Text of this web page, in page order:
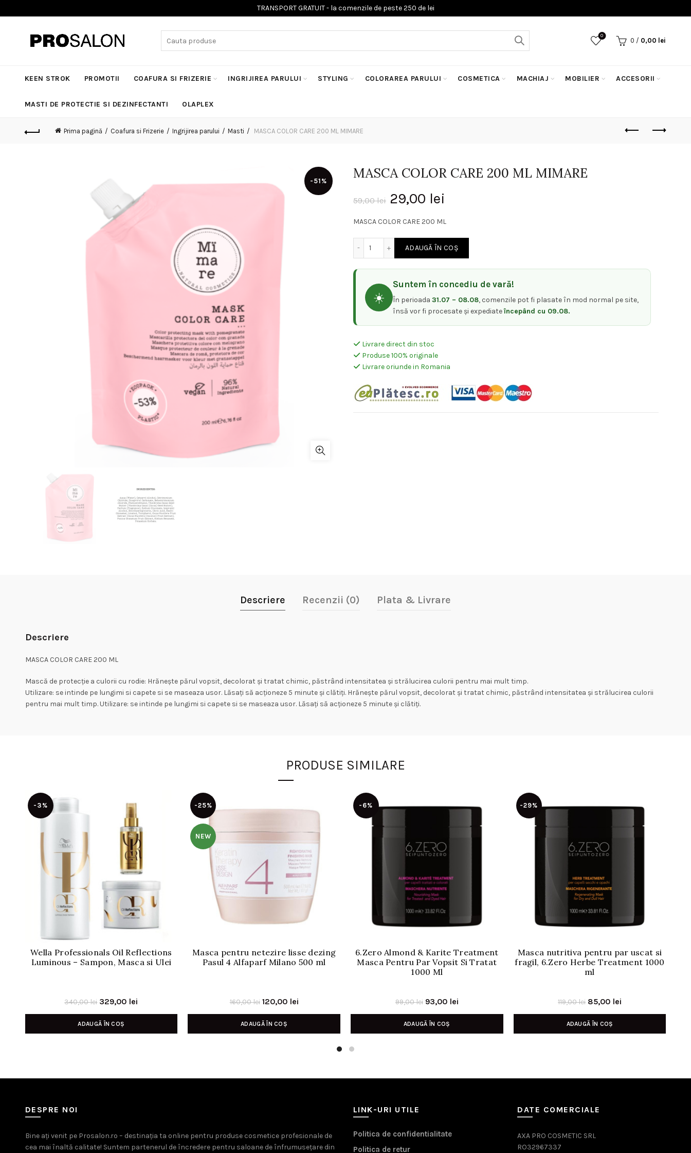
0
0 / 0,00 lei
KEEN STROK PROMOTII COAFURA SI FRIZERIE INGRIJIREA PARULUI STYLING COLORAREA PARULUI COSMETICA MACHIAJ MOBILIER ACCESORII
MASTI DE PROTECTIE SI DEZINFECTANTI OLAPLEX
Prima pagină Coafura si Frizerie Ingrijirea parului Masti MASCA COLOR CARE 200 ML MIMARE
-51% MASCA COLOR CARE 200 ML MIMARE
59,00lei Prețul
inițial
a
fost:
59,00 lei.
29,00 lei
curent
este:
29,00 lei.
MASCA COLOR CARE 200 ML
Cantitate MASCA COLOR CARE 200 ML MIMARE
ADAUGĂ ÎN COȘ
☀️
Suntem în concediu de vară!
În perioada 31.07 – 08.08, comenzile pot fi plasate în mod normal pe site,
însă vor fi procesate și expediateîncepând cu 09.08.
Livrare direct din stoc
Produse 100% originale
Livrare oriunde in Romania
Descriere Recenzii (0) Plata & Livrare
Descriere
MASCA COLOR CARE 200 ML
Mască de protecție a culorii cu rodie: Hrănește părul vopsit, decolorat și tratat chimic, păstrând intensitatea și strălucirea culorii pentru mai mult timp.
Utilizare: se intinde pe lungimi si capete si se maseaza usor. Lăsați să acționeze 5 minute și clătiți. Hrănește părul vopsit, decolorat și tratat chimic, păstrând intensitatea și strălucirea culorii
pentru mai mult timp. Utilizare: se intinde pe lungimi si capete si se maseaza usor. Lăsați să acționeze 5 minute și clătiți.
PRODUSE SIMILARE
-3%
Wella Professionals Oil Reflections
Luminous – Sampon, Masca si Ulei
340,00lei Prețul
inițial
a
329,00 lei
curent
ADAUGĂ ÎN COȘ
-25%
NEW
Masca pentru netezire lisse dezing
Pasul 4 Alfaparf Milano 500 ml
160,00lei Prețul
inițial
a
120,00 leiPrețul
curent
ADAUGĂ ÎN COȘ
-6%
6.Zero Almond & Karite Treatment
Masca Pentru Par Vopsit Si Tratat
1000 Ml
99,00lei Prețul
inițial
a
93,00 leiPrețul
curent
ADAUGĂ ÎN COȘ
-29%
Masca nutritiva pentru par uscat si
fragil, 6.Zero Herbe Treatment 1000
ml
119,00lei Prețul
inițial
a
85,00 lei
curent
ADAUGĂ ÎN COȘ
DESPRE NOI
Bine ați venit pe Prosalon.ro – destinația ta online pentru produse cosmetice profesionale de
cea mai înaltă calitate! Suntem partenerul de încredere pentru saloane de înfrumusețare din
LINK-URI UTILE
Politica de confidentialitate
Politica de retur
DATE COMERCIALE
AXA PRO COSMETIC SRL
RO32967337